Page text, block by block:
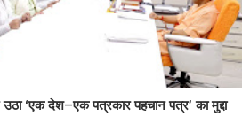
‘एक देश–एक पत्रकार पहचान पत्र’ का मुद्दा